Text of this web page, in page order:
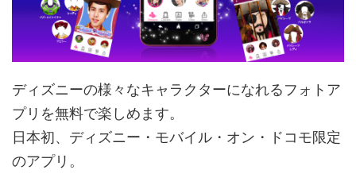
ディズニーの様々なキャラクターになれるフォトア
プリを無料で楽しめます。
日本初、ディズニー・モバイル・オン・ドコモ限定
のアプリ。